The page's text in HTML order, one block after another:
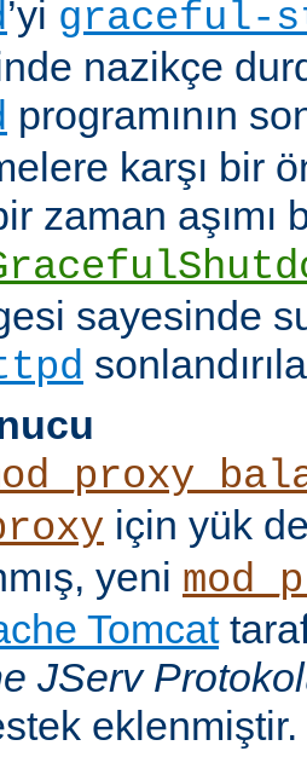
’yi graceful-
nazikçe
programının
karşı bir
zaman
sayesinde
için yük
yeni
Tomcat
JServ
eklenmiştir.